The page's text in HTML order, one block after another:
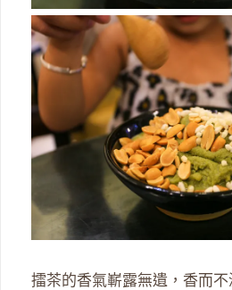
擂茶的香氣嶄露無遺，香而